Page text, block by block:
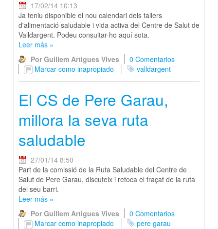
17/02/14 10:13
Ja teniu disponible el nou calendari dels tallers
d'alimentació saludable i vida activa del Centre de Salut de
Valldargent. Podeu consultar-ho aquí sota.
Leer más »
Por Guillem Artigues Vives
0 Comentarios
Marcar como inapropiado
valldargent
El CS de Pere Garau,
millora la seva ruta
saludable
27/01/14 8:50
Part de la comissió de la Ruta Saludable del Centre de
Salut de Pere Garau, discuteix i retoca el traçat de la ruta
del seu barri.
Leer más »
Por Guillem Artigues Vives
0 Comentarios
Marcar como inapropiado
pere garau